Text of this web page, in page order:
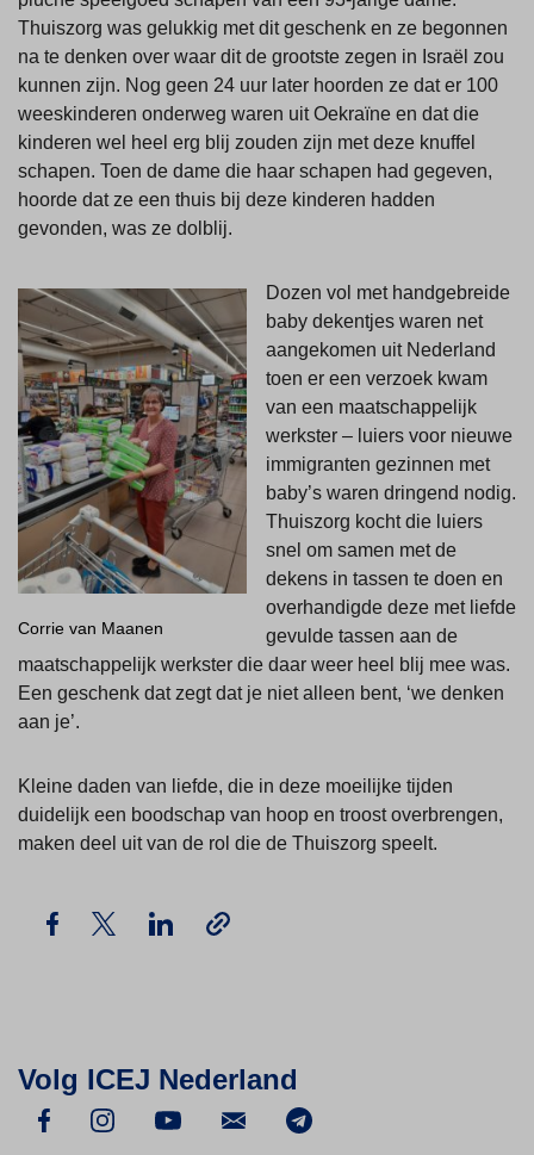
Thuiszorg was gelukkig met dit geschenk en ze begonnen
na te denken over waar dit de grootste zegen in Israël zou
kunnen zijn. Nog geen 24 uur later hoorden ze dat er 100
weeskinderen onderweg waren uit Oekraïne en dat die
kinderen wel heel erg blij zouden zijn met deze knuffel
schapen. Toen de dame die haar schapen had gegeven,
hoorde dat ze een thuis bij deze kinderen hadden
gevonden, was ze dolblij.
Corrie van Maanen
Dozen vol met handgebreide
baby dekentjes waren net
aangekomen uit Nederland
toen er een verzoek kwam
van een maatschappelijk
werkster – luiers voor nieuwe
immigranten gezinnen met
baby’s waren dringend nodig.
Thuiszorg kocht die luiers
snel om samen met de
dekens in tassen te doen en
overhandigde deze met liefde
gevulde tassen aan de
maatschappelijk werkster die daar weer heel blij mee was.
Een geschenk dat zegt dat je niet alleen bent, ‘we denken
aan je’.
Kleine daden van liefde, die in deze moeilijke tijden
duidelijk een boodschap van hoop en troost overbrengen,
maken deel uit van de rol die de Thuiszorg speelt.
Volg ICEJ Nederland